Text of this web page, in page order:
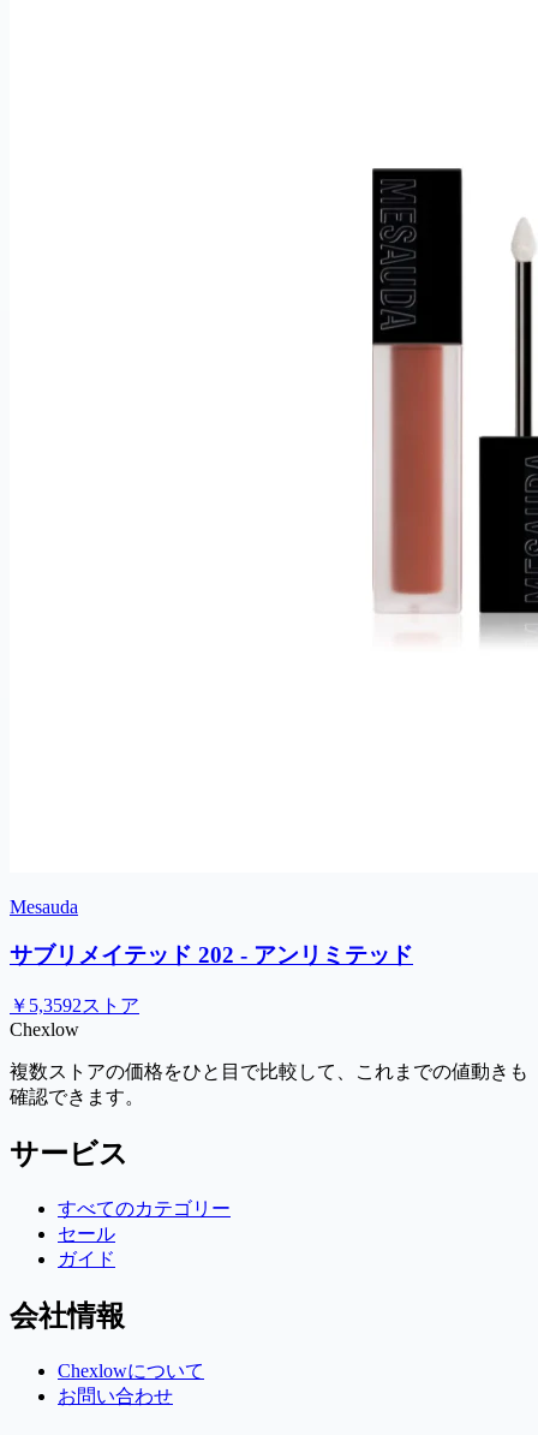
Mesauda
サブリメイテッド 202 - アンリミテッド
￥5,3592ストア
Chexlow
複数ストアの価格をひと目で比較して、これまでの値動きも
確認できます。
サービス
すべてのカテゴリー
セール
ガイド
会社情報
Chexlowについて
お問い合わせ